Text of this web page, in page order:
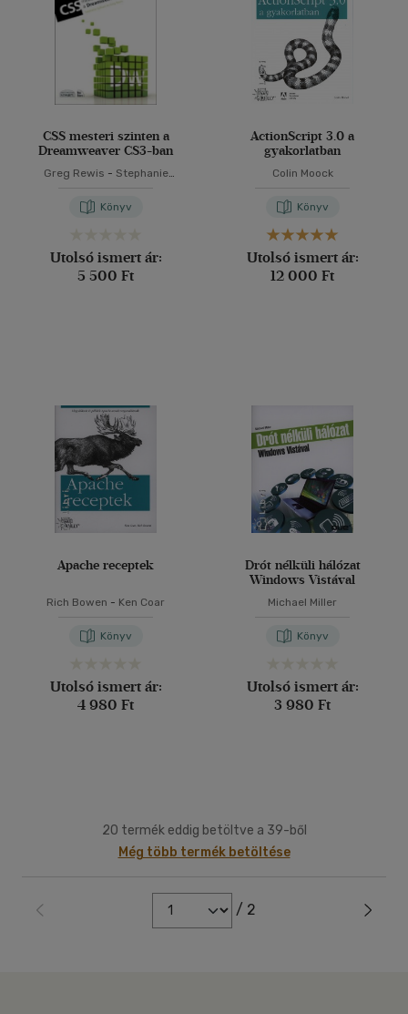
CSS mesteri szinten a
Dreamweaver CS3-ban
Greg Rewis - Stephanie
Könyv
Utolsó ismert ár:
5 500 Ft
ActionScript 3.0 a
gyakorlatban
Colin Moock
Könyv
Utolsó ismert ár:
12 000 Ft
Apache receptek
Rich Bowen - Ken Coar
Könyv
Utolsó ismert ár:
4 980 Ft
Drót nélküli hálózat
Windows Vistával
Michael Miller
Könyv
Utolsó ismert ár:
3 980 Ft
20 termék eddig betöltve a 39-ből
Még több termék betöltése
/ 2